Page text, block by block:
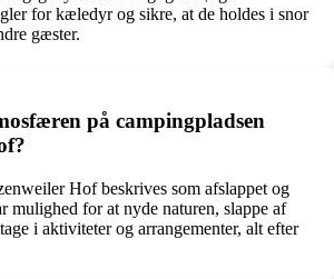
for kæledyr og sikre, at de holdes i snor
gæster.
på campingpladsen
Hof beskrives som afslappet og
mulighed for at nyde naturen, slappe af
i aktiviteter og arrangementer, alt efter